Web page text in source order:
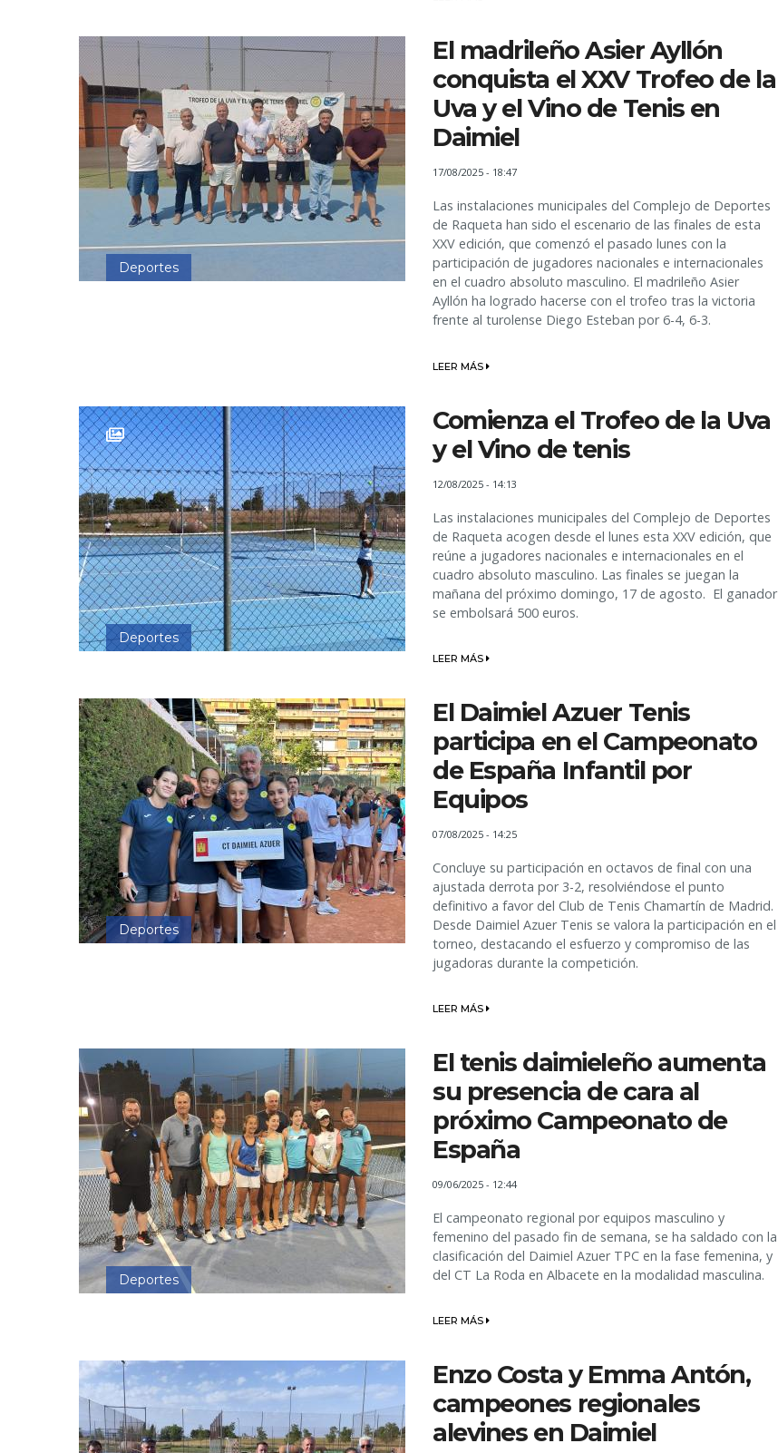
Deportes
El madrileño Asier Ayllón
conquista el XXV Trofeo de la
Uva y el Vino de Tenis en
Daimiel
17/08/2025 - 18:47
Las instalaciones municipales del Complejo de Deportes
de Raqueta han sido el escenario de las finales de esta
XXV edición, que comenzó el pasado lunes con la
participación de jugadores nacionales e internacionales
en el cuadro absoluto masculino. El madrileño Asier
Ayllón ha logrado hacerse con el trofeo tras la victoria
frente al turolense Diego Esteban por 6-4, 6-3.
LEER MÁS
Deportes
Comienza el Trofeo de la Uva
y el Vino de tenis
12/08/2025 - 14:13
Las instalaciones municipales del Complejo de Deportes
de Raqueta acogen desde el lunes esta XXV edición, que
reúne a jugadores nacionales e internacionales en el
cuadro absoluto masculino. Las finales se juegan la
mañana del próximo domingo, 17 de agosto. El ganador
se embolsará 500 euros.
LEER MÁS
Deportes
El Daimiel Azuer Tenis
participa en el Campeonato
de España Infantil por
Equipos
07/08/2025 - 14:25
Concluye su participación en octavos de final con una
ajustada derrota por 3-2, resolviéndose el punto
definitivo a favor del Club de Tenis Chamartín de Madrid.
Desde Daimiel Azuer Tenis se valora la participación en el
torneo, destacando el esfuerzo y compromiso de las
jugadoras durante la competición.
LEER MÁS
Deportes
El tenis daimieleño aumenta
su presencia de cara al
próximo Campeonato de
España
09/06/2025 - 12:44
El campeonato regional por equipos masculino y
femenino del pasado fin de semana, se ha saldado con la
clasificación del Daimiel Azuer TPC en la fase femenina, y
del CT La Roda en Albacete en la modalidad masculina.
LEER MÁS
Enzo Costa y Emma Antón,
campeones regionales
alevines en Daimiel